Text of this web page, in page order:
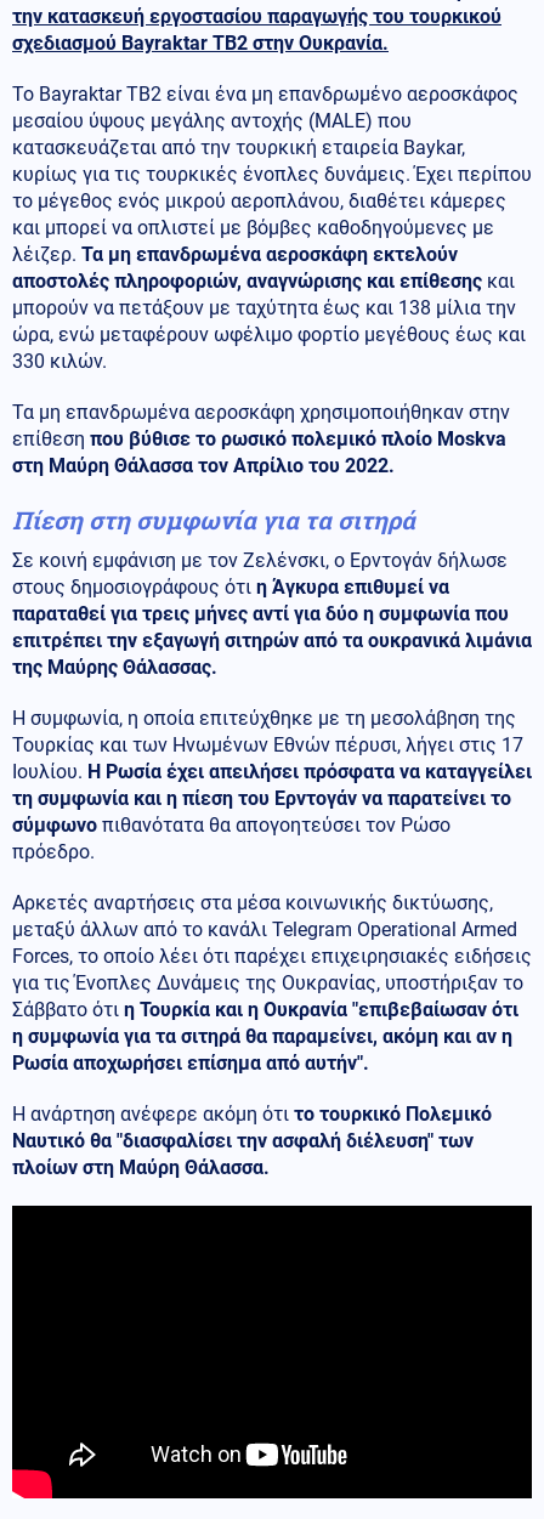
την κατασκευή εργοστασίου παραγωγής του τουρκικού
σχεδιασμού Bayraktar TB2 στην Ουκρανία.
Το Bayraktar TB2 είναι ένα μη επανδρωμένο αεροσκάφος
μεσαίου ύψους μεγάλης αντοχής (MALE) που
κατασκευάζεται από την τουρκική εταιρεία Baykar,
κυρίως για τις τουρκικές ένοπλες δυνάμεις. Έχει περίπου
το μέγεθος ενός μικρού αεροπλάνου, διαθέτει κάμερες
και μπορεί να οπλιστεί με βόμβες καθοδηγούμενες με
λέιζερ. Τα μη επανδρωμένα αεροσκάφη εκτελούν
αποστολές πληροφοριών, αναγνώρισης και επίθεσης και
μπορούν να πετάξουν με ταχύτητα έως και 138 μίλια την
ώρα, ενώ μεταφέρουν ωφέλιμο φορτίο μεγέθους έως και
330 κιλών.
Τα μη επανδρωμένα αεροσκάφη χρησιμοποιήθηκαν στην
επίθεση που βύθισε το ρωσικό πολεμικό πλοίο Moskva
στη Μαύρη Θάλασσα τον Απρίλιο του 2022.
Πίεση στη συμφωνία για τα σιτηρά
Σε κοινή εμφάνιση με τον Ζελένσκι, ο Ερντογάν δήλωσε
στους δημοσιογράφους ότι η Άγκυρα επιθυμεί να
παραταθεί για τρεις μήνες αντί για δύο η συμφωνία που
επιτρέπει την εξαγωγή σιτηρών από τα ουκρανικά λιμάνια
της Μαύρης Θάλασσας.
Η συμφωνία, η οποία επιτεύχθηκε με τη μεσολάβηση της
Τουρκίας και των Ηνωμένων Εθνών πέρυσι, λήγει στις 17
Ιουλίου. Η Ρωσία έχει απειλήσει πρόσφατα να καταγγείλει
τη συμφωνία και η πίεση του Ερντογάν να παρατείνει το
σύμφωνο πιθανότατα θα απογοητεύσει τον Ρώσο
πρόεδρο.
Αρκετές αναρτήσεις στα μέσα κοινωνικής δικτύωσης,
μεταξύ άλλων από το κανάλι Telegram Operational Armed
Forces, το οποίο λέει ότι παρέχει επιχειρησιακές ειδήσεις
για τις Ένοπλες Δυνάμεις της Ουκρανίας, υποστήριξαν το
Σάββατο ότι η Τουρκία και η Ουκρανία "επιβεβαίωσαν ότι
η συμφωνία για τα σιτηρά θα παραμείνει, ακόμη και αν η
Ρωσία αποχωρήσει επίσημα από αυτήν".
Η ανάρτηση ανέφερε ακόμη ότι το τουρκικό Πολεμικό
Ναυτικό θα "διασφαλίσει την ασφαλή διέλευση" των
πλοίων στη Μαύρη Θάλασσα.